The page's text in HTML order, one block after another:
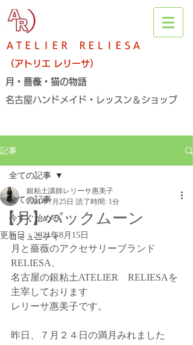
ＡＴＥＬＩＥＲ ＲＥＬＩＥＳＡ
（アトリエ レリーサ）
月・薔薇・猫の物語
名古屋ハンドメイド・レッスン＆ショップ​
記事
全ての記事
今すぐ始める
コミュニティ
全ての記事
【月】バックムーン
銀粘土講師レリーサ惠美子
2021年7月25日 読了時間: 1分
更新日： 2021年8月15日
月と薔薇のアクセサリーブランド
RELIESA、
名古屋の銀粘土ATELIER　RELIESAを
主宰しております
レリーサ惠美子です。
昨日、７月２４日の満月みれました